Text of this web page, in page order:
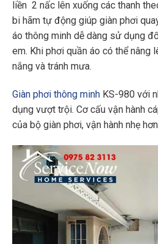
liền 2 nấc lên xuống các thanh
bi hãm tự động giúp giàn phơi
áo thông minh dễ dàng sử dụng
em. Khi phơi quần áo có thể nâng
nắng và tránh mưa.
Giàn phơi thông minh KS-980 với
dụng vượt trội. Cơ cấu vận hành
của bộ giàn phơi, vận hành nhẹ